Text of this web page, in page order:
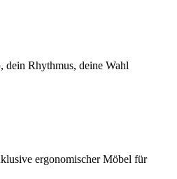
dein Rhythmus, deine Wahl
ergonomischer Möbel für